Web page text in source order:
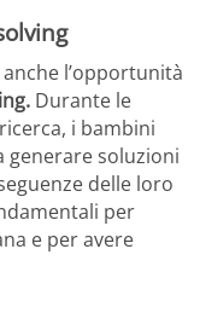
l’opportunità
Durante le
i bambini
generare soluzioni
delle loro
per
e per avere